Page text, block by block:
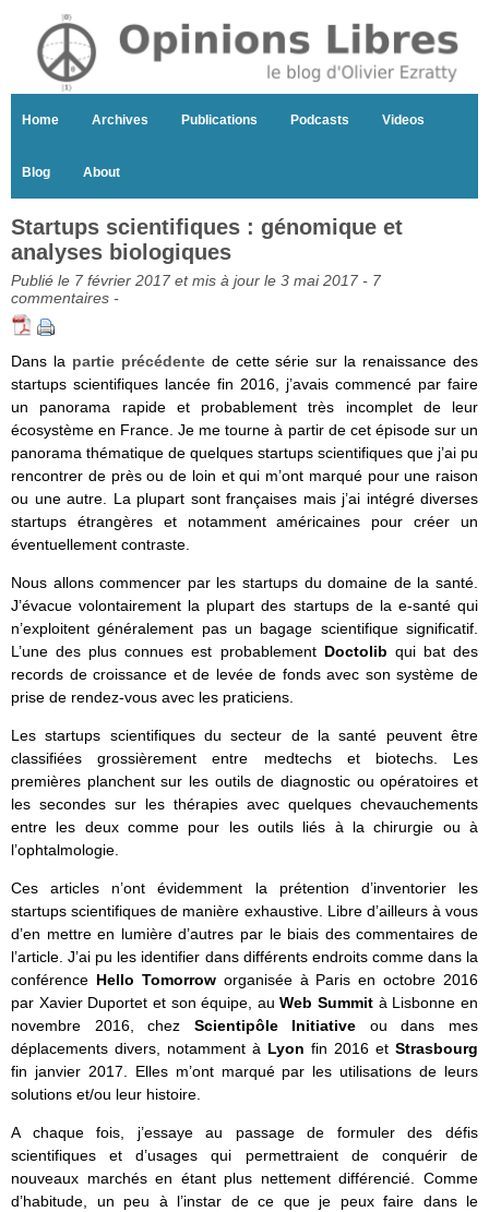
Home Archives Publications Podcasts Videos
Blog About
Startups scientifiques : génomique et
analyses biologiques
Publié le 7 février 2017 et mis à jour le 3 mai 2017 - 7
commentaires -
Dans la partie précédentede cette série sur la renaissance des
startups scientifiques lancée fin 2016, j’avais commencé par faire
un panorama rapide et probablement très incomplet de leur
écosystème en France. Je me tourne à partir de cet épisode sur un
panorama thématique de quelques startups scientifiques que j’ai pu
rencontrer de près ou de loin et qui m’ont marqué pour une raison
ou une autre. La plupart sont françaises mais j’ai intégré diverses
startups étrangères et notamment américaines pour créer un
éventuellement contraste.
Nous allons commencer par les startups du domaine de la santé.
J’évacue volontairement la plupart des startups de la e-santé qui
n’exploitent généralement pas un bagage scientifique significatif.
L’une des plus connues est probablement Doctolib qui bat des
records de croissance et de levée de fonds avec son système de
prise de rendez-vous avec les praticiens.
Les startups scientifiques du secteur de la santé peuvent être
classifiées grossièrement entre medtechs et biotechs. Les
premières planchent sur les outils de diagnostic ou opératoires et
les secondes sur les thérapies avec quelques chevauchements
entre les deux comme pour les outils liés à la chirurgie ou à
l’ophtalmologie.
Ces articles n’ont évidemment la prétention d’inventorier les
startups scientifiques de manière exhaustive. Libre d’ailleurs à vous
d’en mettre en lumière d’autres par le biais des commentaires de
l’article. J’ai pu les identifier dans différents endroits comme dans la
conférence Hello Tomorroworganisée à Paris en octobre 2016
par Xavier Duportet et son équipe, auWeb Summit à Lisbonne en
novembre 2016, chez Scientipôle Initiative ou dans mes
déplacements divers, notamment à Lyon fin 2016 et Strasbourg
fin janvier 2017. Elles m’ont marqué par les utilisations de leurs
solutions et/ou leur histoire.
A chaque fois, j’essaye au passage de formuler des défis
scientifiques et d’usages qui permettraient de conquérir de
nouveaux marchés en étant plus nettement différencié. Comme
d’habitude, un peu à l’instar de ce que je peux faire dans le